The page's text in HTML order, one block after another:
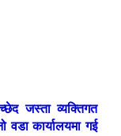
जस्ता व्यक्तिगत
कार्यालयमा गई